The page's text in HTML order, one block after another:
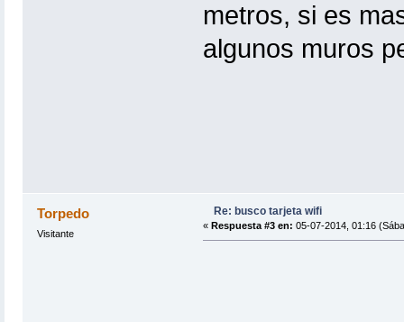
metros, si es
algunos muros
Torpedo
Visitante
Re: busco tarjeta wifi
« Respuesta #3 en: 05-07-2014, 01:16